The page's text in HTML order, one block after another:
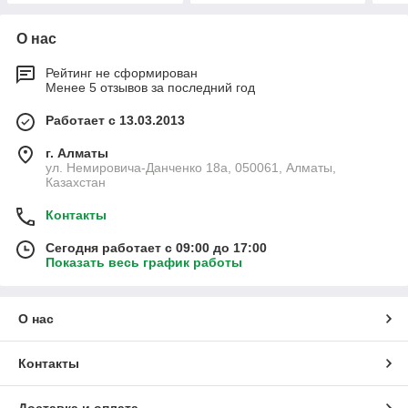
О нас
Рейтинг не сформирован
Менее 5 отзывов за последний год
Работает с 13.03.2013
г. Алматы
ул. Немировича-Данченко 18а, 050061, Алматы,
Казахстан
Контакты
Сегодня работает с 09:00 до 17:00
Показать весь график работы
О нас
Контакты